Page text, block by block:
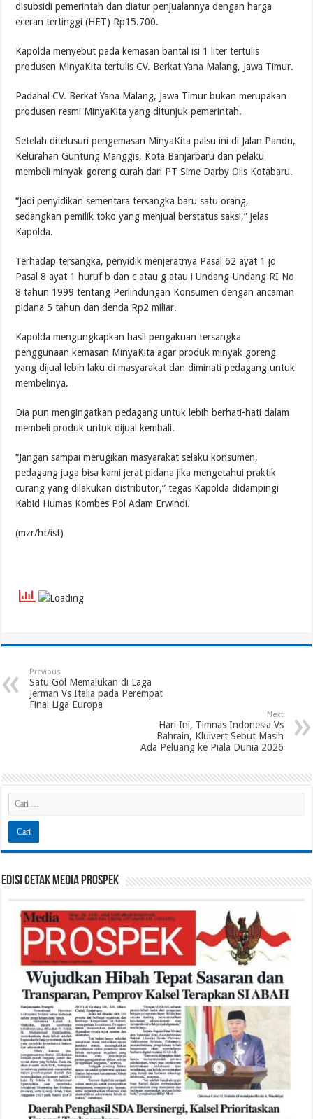
disubsidi pemerintah dan diatur penjualannya dengan harga
eceran tertinggi (HET) Rp15.700.
Kapolda menyebut pada kemasan bantal isi 1 liter tertulis
produsen MinyaKita tertulis CV. Berkat Yana Malang, Jawa Timur.
Padahal CV. Berkat Yana Malang, Jawa Timur bukan merupakan
produsen resmi MinyaKita yang ditunjuk pemerintah.
Setelah ditelusuri pengemasan MinyaKita palsu ini di Jalan Pandu,
Kelurahan Guntung Manggis, Kota Banjarbaru dan pelaku
membeli minyak goreng curah dari PT Sime Darby Oils Kotabaru.
“Jadi penyidikan sementara tersangka baru satu orang,
sedangkan pemilik toko yang menjual berstatus saksi,” jelas
Kapolda.
Terhadap tersangka, penyidik menjeratnya Pasal 62 ayat 1 jo
Pasal 8 ayat 1 huruf b dan c atau g atau i Undang-Undang RI No
8 tahun 1999 tentang Perlindungan Konsumen dengan ancaman
pidana 5 tahun dan denda Rp2 miliar.
Kapolda mengungkapkan hasil pengakuan tersangka
penggunaan kemasan MinyaKita agar produk minyak goreng
yang dijual lebih laku di masyarakat dan diminati pedagang untuk
membelinya.
Dia pun mengingatkan pedagang untuk lebih berhati-hati dalam
membeli produk untuk dijual kembali.
“Jangan sampai merugikan masyarakat selaku konsumen,
pedagang juga bisa kami jerat pidana jika mengetahui praktik
curang yang dilakukan distributor,” tegas Kapolda didampingi
Kabid Humas Kombes Pol Adam Erwindi.
(mzr/ht/ist)
Previous
Satu Gol Memalukan di Laga
Jerman Vs Italia pada Perempat
Final Liga Europa
Next
Hari Ini, Timnas Indonesia Vs
Bahrain, Kluivert Sebut Masih
Ada Peluang ke Piala Dunia 2026
Edisi Cetak Media Prospek